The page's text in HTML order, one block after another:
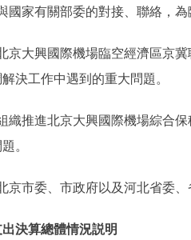
國家有關部委的對接、聯絡，
京大興國際機場臨空經濟區京
決工作中遇到的重大問題。
織推進北京大興國際機場綜合
。
京市委、市政府以及河北省委
決算總體情況説明